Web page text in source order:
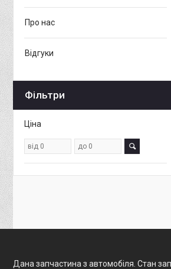
Про нас
Відгуки
Фільтри
Ціна
Дана запчастина з автомобіля. Стан